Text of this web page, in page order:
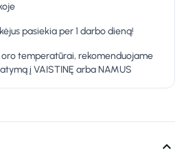
pasiekia per 1 darbo dieną!
temperatūrai, rekomenduojame
į VAISTINĘ arba NAMUS
expand_more